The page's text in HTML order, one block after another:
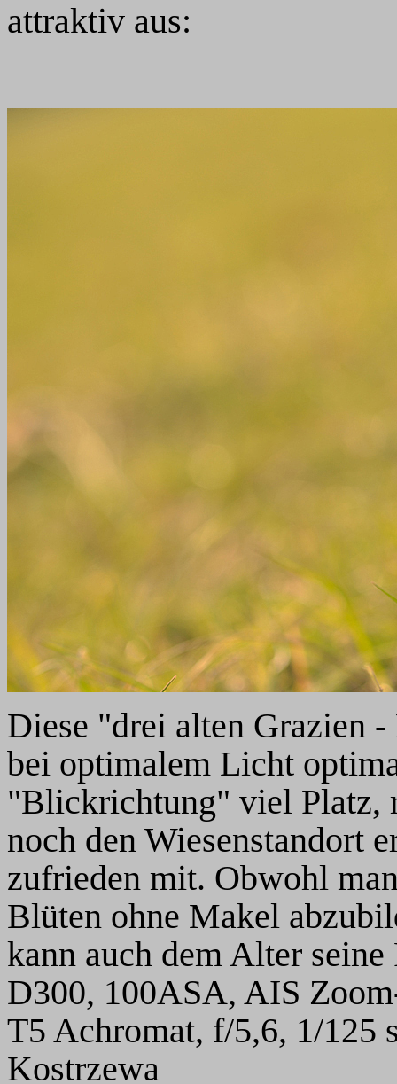
attraktiv aus:
Diese "drei alten Grazien
bei optimalem Licht
"Blickrichtung" viel Platz,
noch den Wiesenstandort
zufrieden mit. Obwohl
Blüten ohne Makel
kann auch dem Alter
D300, 100ASA, AIS
T5 Achromat, f/5,6, 1/125
Kostrzewa